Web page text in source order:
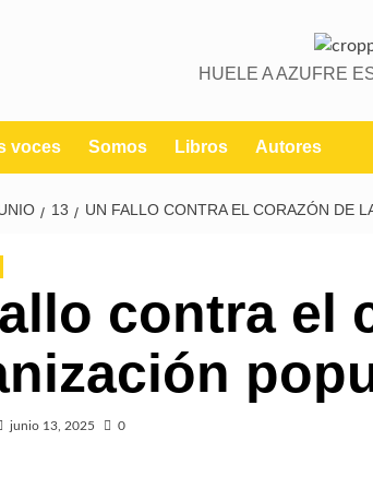
HUELE A AZUFRE
voces Somos Libros Autores
13 UN FALLO CONTRA EL CORAZÓN DE
contra el
junio 13, 2025 0